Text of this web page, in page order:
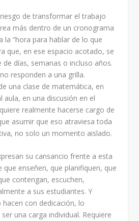
de transformar el trabajo
más dentro de un cronograma
la “hora para hablar de lo que
que, en ese espacio acotado, se
de días, semanas o incluso años.
responden a una grilla.
una clase de matemática, en
aula, en una discusión en el
realmente hacerse cargo de
asumir que eso atraviesa toda
no solo un momento aislado.
su cansancio frente a esta
que enseñen, que planifiquen, que
contengan, escuchen,
a sus estudiantes. Y
con dedicación, lo
una carga individual. Requiere